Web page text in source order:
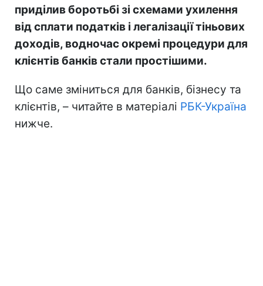
приділив боротьбі зі схемами ухилення
від сплати податків і легалізації тіньових
доходів, водночас окремі процедури для
клієнтів банків стали простішими.
Що саме зміниться для банків, бізнесу та
клієнтів, – читайте в матеріалі РБК-Україна
нижче.